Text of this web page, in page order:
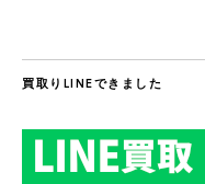
買取りLINEできました